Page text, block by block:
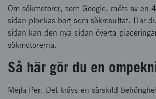
Om sökmotorer, som Google, möts av en
sidan plockas bort som sökresultat. Har
sidan kan den nya sidan överta
sökmotorerna.
Så här gör du en
Mejla Per. Det krävs en särskild